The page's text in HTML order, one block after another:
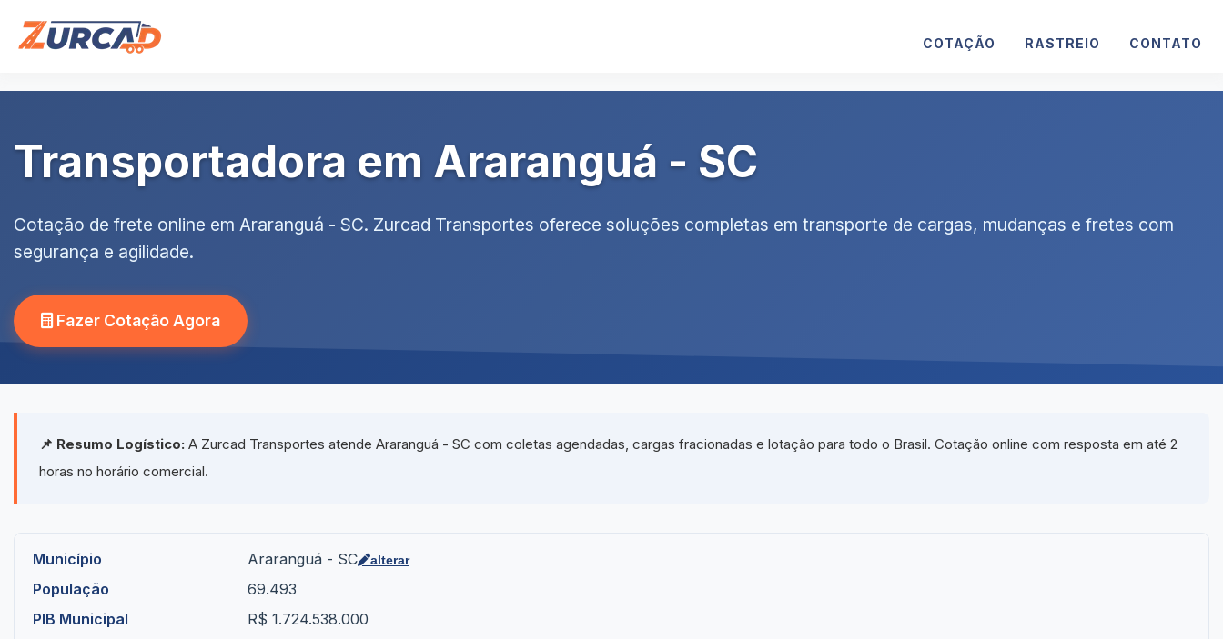
COTAÇÃO RASTREIO CONTATO
Transportadora em Araranguá - SC
Cotação de frete online em Araranguá - SC. Zurcad Transportes oferece soluções completas em transporte de cargas, mudanças e fretes com
segurança e agilidade.
Fazer Cotação Agora
📌 Resumo Logístico: A Zurcad Transportes atende Araranguá - SC com coletas agendadas, cargas fracionadas e lotação para todo o Brasil. Cotação online com resposta em até 2
horas no horário comercial.
Município Araranguá - SC alterar
População
69.493
PIB Municipal
R$ 1.724.538.000